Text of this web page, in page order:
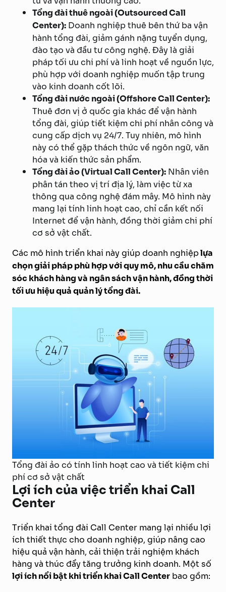
Tổng đài thuê ngoài (Outsourced Call
Center): Doanh nghiệp thuê bên thứ ba vận
hành tổng đài, giảm gánh nặng tuyển dụng,
đào tạo và đầu tư công nghệ. Đây là giải
pháp tối ưu chi phí và linh hoạt về nguồn lực,
phù hợp với doanh nghiệp muốn tập trung
vào kinh doanh cốt lõi.
Tổng đài nước ngoài (Offshore Call Center):
Thuê đơn vị ở quốc gia khác để vận hành
tổng đài, giúp tiết kiệm chi phí nhân công và
cung cấp dịch vụ 24/7. Tuy nhiên, mô hình
này có thể gặp thách thức về ngôn ngữ, văn
hóa và kiến thức sản phẩm.
Tổng đài ảo (Virtual Call Center): Nhân viên
phân tán theo vị trí địa lý, làm việc từ xa
thông qua công nghệ đám mây. Mô hình này
mang lại tính linh hoạt cao, chỉ cần kết nối
Internet để vận hành, đồng thời giảm chi phí
cơ sở vật chất.
Các mô hình triển khai này giúp doanh nghiệplựa
chọn giải pháp phù hợp với quy mô, nhu cầu chăm
sóc khách hàng và ngân sách vận hành, đồng thời
tối ưu hiệu quả quản lý tổng đài.
Tổng đài ảo có tính linh hoạt cao và tiết kiệm chi
phí cơ sở vật chất
Lợi ích của việc triển khai Call
Center
Triển khai tổng đài Call Center mang lại nhiều lợi
ích thiết thực cho doanh nghiệp, giúp nâng cao
hiệu quả vận hành, cải thiện trải nghiệm khách
hàng và thúc đẩy tăng trưởng kinh doanh. Một số
lợi ích nổi bật khi triển khai Call Center bao gồm: